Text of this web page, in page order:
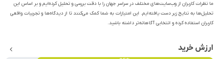
ما نظرات کاربران از وب‌سایت‌های مختلف در سراسر جهان را با دقت بررسی و تحلیل کرده‌ایم و بر اساس این
تحلیل‌ها به نتایج زیر دست یافته‌ایم. این امتیازات به شما کمک می‌کنند تا از دیدگاه‌ها و تجربیات واقعی
کاربران استفاده کرده و انتخابی آگاهانه‌تر داشته باشید.
ارزش خرید